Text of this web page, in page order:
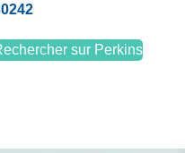
sur Perkins